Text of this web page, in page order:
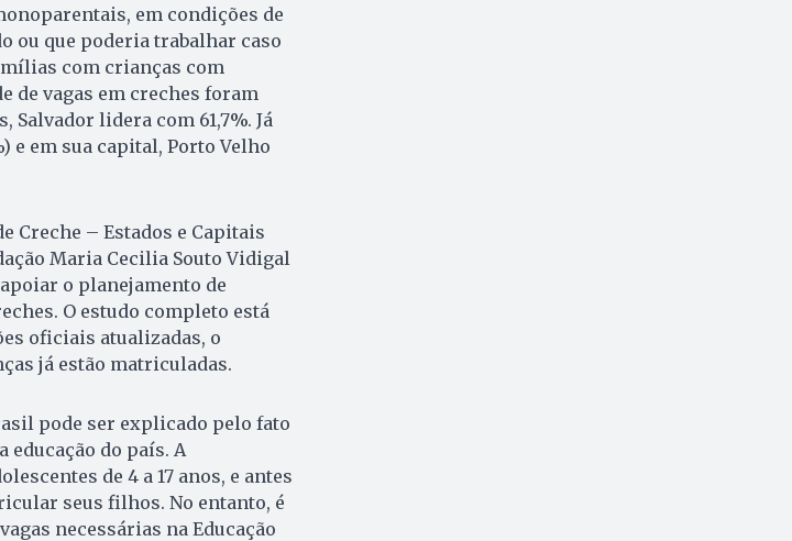
em condições de
ou que poderia trabalhar caso
com crianças com
de vagas em creches foram
Salvador lidera com 61,7%. Já
e em sua capital, Porto Velho
Creche – Estados e Capitais
Maria Cecilia Souto Vidigal
o planejamento de
O estudo completo está
oficiais atualizadas, o
já estão matriculadas.
pode ser explicado pelo fato
educação do país. A
de 4 a 17 anos, e antes
seus filhos. No entanto, é
necessárias na Educação